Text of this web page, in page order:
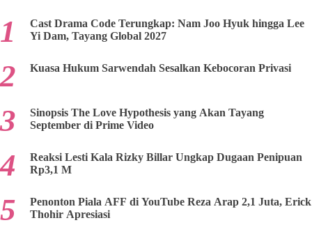
Cast Drama Code Terungkap: Nam Joo Hyuk hingga Lee
Yi Dam, Tayang Global 2027
Kuasa Hukum Sarwendah Sesalkan Kebocoran Privasi
Sinopsis The Love Hypothesis yang Akan Tayang
September di Prime Video
Reaksi Lesti Kala Rizky Billar Ungkap Dugaan Penipuan
Rp3,1 M
Penonton Piala AFF di YouTube Reza Arap 2,1 Juta, Erick
Thohir Apresiasi